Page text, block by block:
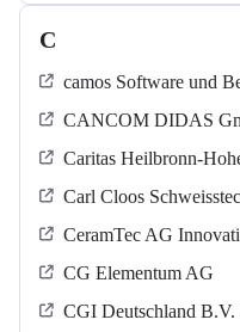
C
camos Software und
CANCOM DIDAS
Caritas Heilbronn-
Carl Cloos
CeramTec AG
CG Elementum AG
CGI Deutschland